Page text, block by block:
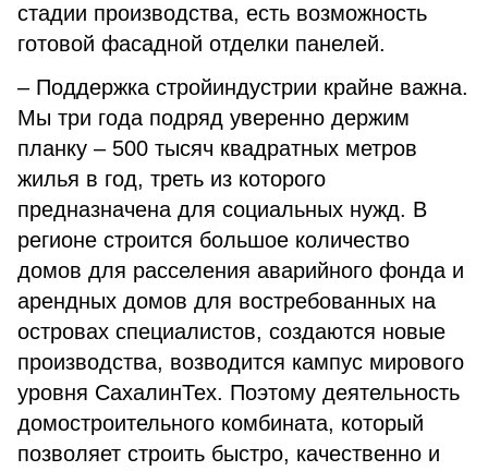
стадии производства, есть возможность
готовой фасадной отделки панелей.
– Поддержка стройиндустрии крайне важна.
Мы три года подряд уверенно держим
планку – 500 тысяч квадратных метров
жилья в год, треть из которого
предназначена для социальных нужд. В
регионе строится большое количество
домов для расселения аварийного фонда и
арендных домов для востребованных на
островах специалистов, создаются новые
производства, возводится кампус мирового
уровня СахалинТех. Поэтому деятельность
домостроительного комбината, который
позволяет строить быстро, качественно и